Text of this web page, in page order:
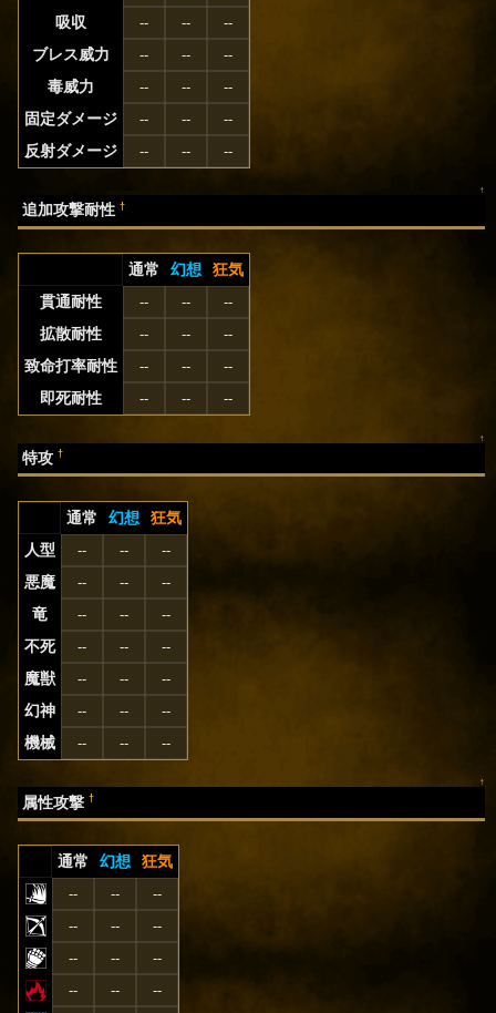
吸収 -- -- --
ブレス威力 -- -- --
毒威力 -- -- --
固定ダメージ -- -- --
反射ダメージ -- -- --
↑
追加攻撃耐性†
通常 幻想
狂気
貫通耐性
-- -- --
拡散耐性 -- -- --
致命打率耐性 -- -- --
即死耐性 -- -- --
↑
特攻†
通常 幻想
狂気
人型
-- -- --
悪魔 -- -- --
竜 -- -- --
不死 -- -- --
魔獣 -- -- --
幻神 -- -- --
機械 -- -- --
↑
属性攻撃†
通常 幻想 狂気
-- --
--
--
--
--
--
--
--
--
--
--